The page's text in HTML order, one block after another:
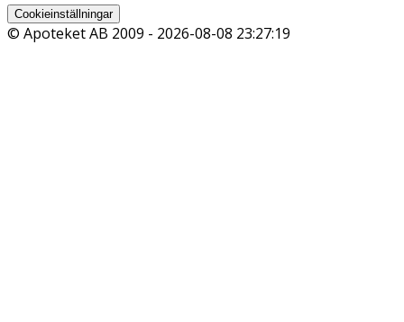
Cookieinställningar
© Apoteket AB 2009 - 2026-08-08 23:27:19